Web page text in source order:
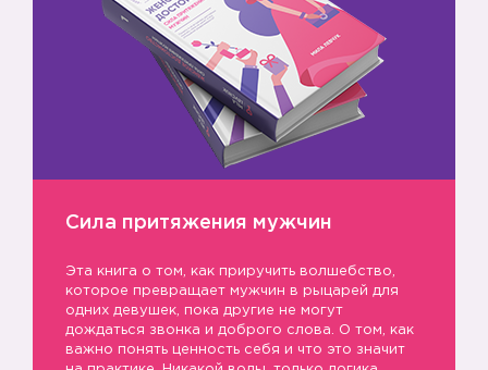
Сила притяжения мужчин
Эта книга о том, как приручить волшебство,
которое превращает мужчин в рыцарей для
одних девушек, пока другие не могут
дождаться звонка и доброго слова. О том, как
важно понять ценность себя и что это значит